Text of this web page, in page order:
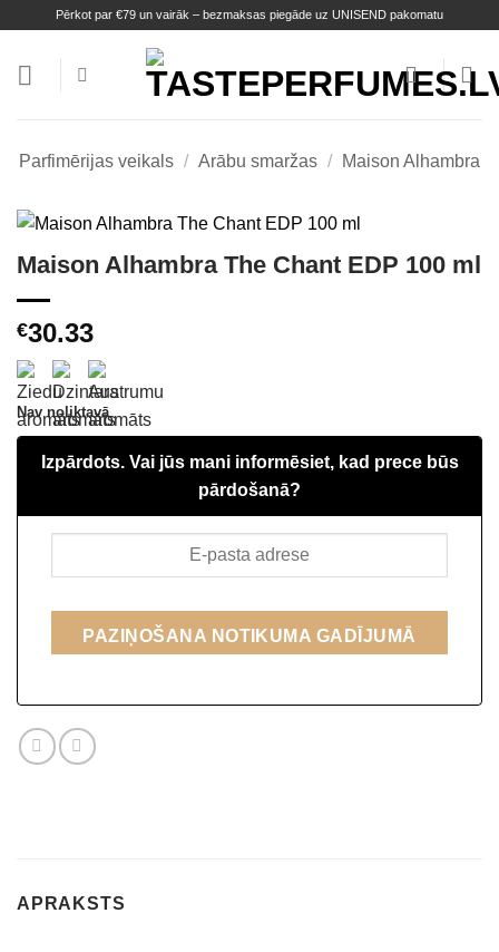
content
Pērkot par €79 un vairāk – bezmaksas piegāde uz UNISEND pakomatu
Parfimērijas veikals / Arābu smaržas / Maison Alhambra
Maison Alhambra The Chant EDP 100 ml
€30.33
Nav noliktavā
Izpārdots. Vai jūs mani informēsiet, kad prece būs
pārdošanā?
PAZIŅOŠANA NOTIKUMA GADĪJUMĀ
APRAKSTS